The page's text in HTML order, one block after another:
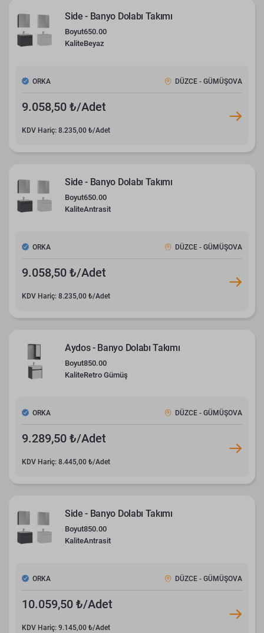
Side - Banyo Dolabı Takımı
Boyut650.00
KaliteBeyaz
ORKA DÜZCE - GÜMÜŞOVA
9.058,50 ₺/Adet
KDV Hariç: 8.235,00 ₺/Adet
Side - Banyo Dolabı Takımı
Boyut650.00
KaliteAntrasit
ORKA DÜZCE - GÜMÜŞOVA
9.058,50 ₺/Adet
KDV Hariç: 8.235,00 ₺/Adet
Aydos - Banyo Dolabı Takımı
Boyut850.00
KaliteRetro Gümüş
ORKA DÜZCE - GÜMÜŞOVA
9.289,50 ₺/Adet
KDV Hariç: 8.445,00 ₺/Adet
Side - Banyo Dolabı Takımı
Boyut850.00
KaliteAntrasit
ORKA DÜZCE - GÜMÜŞOVA
10.059,50 ₺/Adet
KDV Hariç: 9.145,00 ₺/Adet